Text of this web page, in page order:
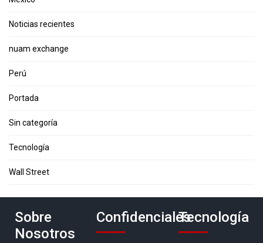
Noticias recientes
nuam exchange
Perú
Portada
Sin categoría
Tecnología
Wall Street
Sobre
Nosotros
ConfidencialesTecnología